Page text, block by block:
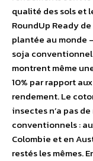
qualité des sols et
RoundUp Ready
plantée au monde
soja
montrent même
10% par rapport
rendement. Le
insectes n’a pas
conventionnels :
Colombie et en
restés les mêmes.